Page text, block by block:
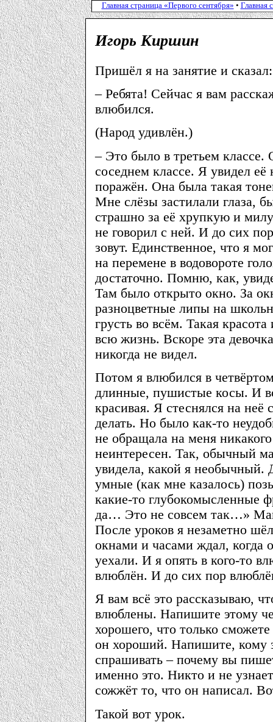
Главная страница «Первого сентября» • Главная
Игорь Киршин
Пришёл я на занятие и сказал:
– Ребята! Сейчас я вам
влюбился.
(Народ удивлён.)
– Это было в третьем классе.
соседнем классе. Я увидел
поражён. Она была такая
Мне слёзы застилали глаза,
страшно за её хрупкую и
не говорил с ней. И до сих
зовут. Единственное, что я
на перемене в водовороте
достаточно. Помню, как,
Там было открыто окно. За
разноцветные липы на
грусть во всём. Такая
всю жизнь. Вскоре эта
никогда не видел.
Потом я влюбился в
длинные, пушистые косы. И
красивая. Я стеснялся на неё
делать. Но было как-то
не обращала на меня
неинтересен. Так, обычный
увидела, какой я необычный.
умные (как мне казалось)
какие-то
да… Это не совсем так…»
После уроков я незаметно
окнами и часами ждал, когда
уехали. И я опять в кого-то
влюблён. И до сих пор
Я вам всё это рассказываю,
влюблены. Напишите этому
хорошего, что только
он хороший. Напишите, кому
спрашивать – почему вы
именно это. Никто и не
сожжёт то, что он написал.
Такой вот урок.